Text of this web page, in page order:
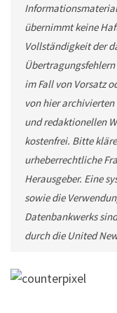
übernimmt keine
Vollständigkeit der
im Fall von Vorsatz
von hier
und redaktionellen
kostenfrei. Bitte
urheberrechtliche
Herausgeber. Eine
sowie die
Datenbankwerks
durch die United